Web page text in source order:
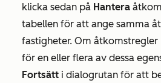
klicka sedan på Hantera
tabellen för att ange samma
fastigheter. Om åtkomstregler
för en eller flera av dessa
Fortsätt i dialogrutan för att